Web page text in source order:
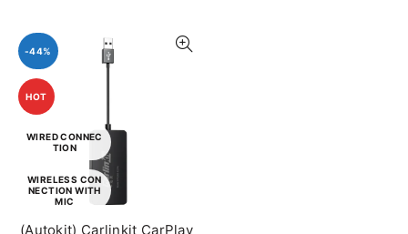
-44%
HOT
WIRED CONNEC
TION
WIRELESS CON
NECTION WITH
MIC
(Autokit) Carlinkit CarPlay